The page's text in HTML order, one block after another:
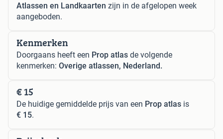
Atlassen en Landkaarten zijn in de afgelopen week
aangeboden.
Kenmerken
Doorgaans heeft een Prop atlas de volgende
kenmerken: Overige atlassen, Nederland.
€ 15
De huidige gemiddelde prijs van een Prop atlas is
€ 15.